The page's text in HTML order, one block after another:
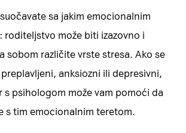
sa jakim emocionalnim
roditeljstvo može biti izazovno i
sobom različite vrste stresa. Ako se
anksiozni ili depresivni,
s psihologom može vam pomoći da
s tim emocionalnim teretom.